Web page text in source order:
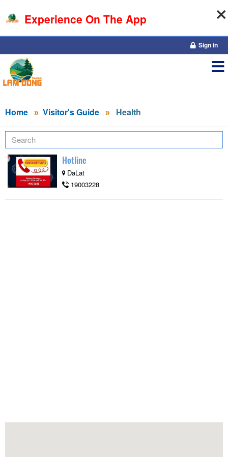
08-08-2026, 09:05:36
Sign in
Home Visitor's Guide Health
Hotline
DaLat
19003228
Experience On The App